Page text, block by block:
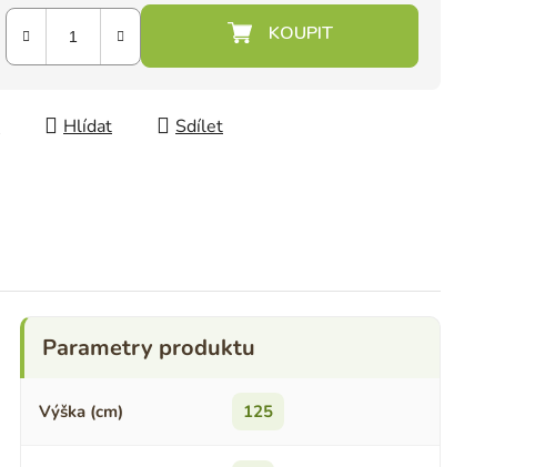
Hlídat Sdílet
Výška (cm) 125